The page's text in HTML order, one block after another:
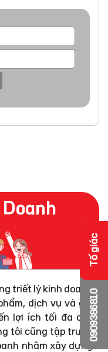
triết lý kinh doanh
dịch vụ và giá
lợi ích tối đa cho
tôi cũng tập trung
nhằm xây dựng
0909386810
Tố giác